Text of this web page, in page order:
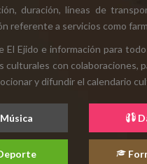
duración, líneas de
referente a servicios como
El Ejido e información para
culturales con
y difundir el calendario
Música